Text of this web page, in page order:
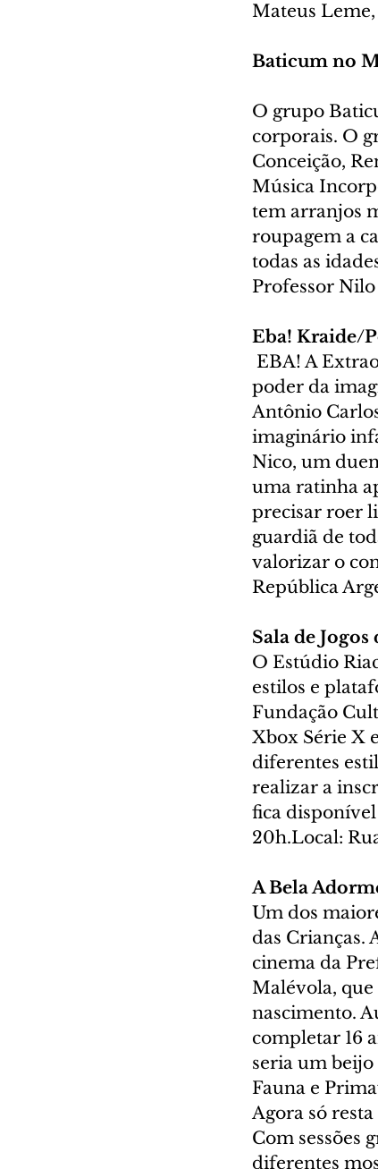
Mateus Leme,
Baticum no
O grupo
corporais. O
Conceição,
Música
tem arranjos
roupagem a
todas as
Professor Nilo
Eba! Kraide/
EBA! A
poder da
Antônio
imaginário
Nico, um
uma ratinha
precisar roer
guardiã de
valorizar o
República
Sala de
O Estúdio
estilos e
Fundação
Xbox Série X
diferentes
realizar a
fica disponível
20h.Local:
A Bela
Um dos
das Crianças.
cinema da
Malévola,
nascimento.
completar 16
seria um beijo
Fauna e
Agora só
Com sessões
diferentes